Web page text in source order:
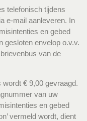
telefonisch tijdens
e-mail aanleveren. In
en gebed
gesloten envelop o.v.v.
van de
€ 9,00 gevraagd.
van uw
en gebed
vermeld wordt, dient